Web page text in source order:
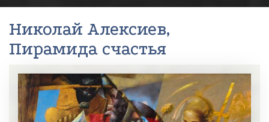
Николай Алексиев,
Пирамида счастья